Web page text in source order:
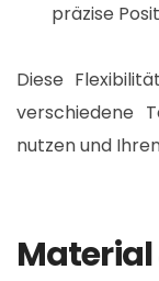
präzise
Diese
verschiedene
nutzen und